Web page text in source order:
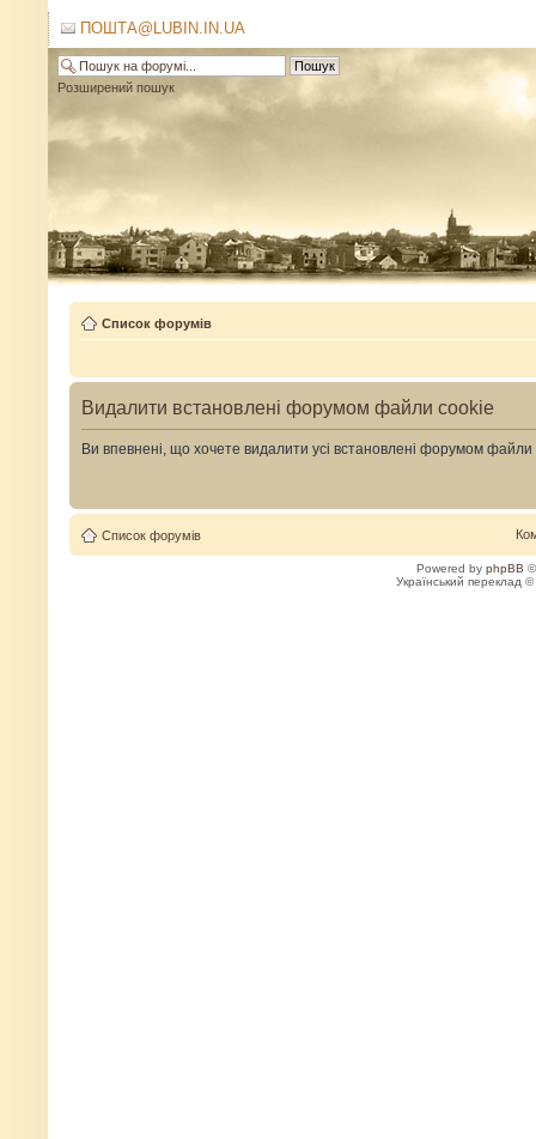
ПОШТА@LUBIN.IN.UA
Розширений пошук
Список форумів
Видалити встановлені форумом файли cookie
Ви впевнені, що хочете видалити усі встановлені форумом
Список форумів
Powered by phpBB
Український переклад